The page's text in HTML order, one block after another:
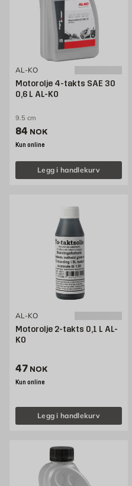
AL-KO
Motorolje 4-takts SAE 30
0,6 L AL-KO
9.5 cm
Pris 84 NOK /stk
84 NOK
Kun online
Legg i handlekurv
AL-KO
Motorolje 2-takts 0,1 L AL-
KO
Pris 47 NOK /stk
47 NOK
Kun online
Legg i handlekurv